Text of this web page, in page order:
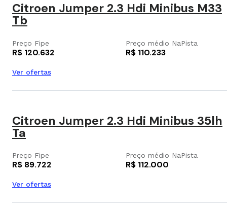
Citroen Jumper 2.3 Hdi Minibus M33
Tb
Preço Fipe
R$ 120.632
Preço médio NaPista
R$ 110.233
Ver ofertas
Citroen Jumper 2.3 Hdi Minibus 35lh
Ta
Preço Fipe
R$ 89.722
Preço médio NaPista
R$ 112.000
Ver ofertas